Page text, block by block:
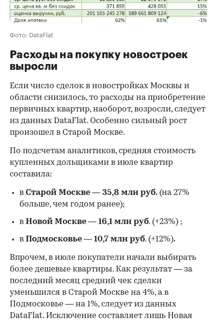
Фото: DataFlat
Расходы на покупку новостроек
выросли
Если число сделок в новостройках Москвы и
области снизилось, то расходы на приобретение
первичных квартир, наоборот, возросли, следует
из данных DataFlat. Особенно сильный рост
произошел в Старой Москве.
По подсчетам аналитиков, средняя стоимость
купленных дольщиками в июле квартир
составила:
в Старой Москве — 35,8 млн руб. (на 27%
больше, чем годом ранее);
в Новой Москве — 16,1 млн руб. (+23%) ;
в Подмосковье — 10,7 млн руб. (+12%).
Впрочем, в июле покупатели начали выбирать
более дешевые квартиры. Как результат — за
последний месяц средний чек сделки
уменьшился в Старой Москве на 4%, а в
Подмосковье — на 1%, следует из данных
DataFlat. Исключение составляет лишь Новая